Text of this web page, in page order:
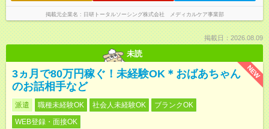
掲載元企業名 日研トータルソーシング株式会社 メディカルケア事業部
掲載日：2026.08.09
未読
NEW
3ヵ月で80万円稼ぐ！未経験OK＊おばあちゃん
のお話相手など
派遣 職種未経験OK 社会人未経験OK
ブランクOK
WEB登録・面接OK